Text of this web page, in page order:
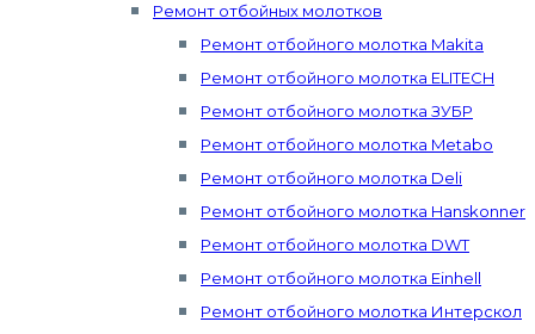
Ремонт отбойных молотков
Ремонт отбойного молотка Makita
Ремонт отбойного молотка ELITECH
Ремонт отбойного молотка ЗУБР
Ремонт отбойного молотка Metabo
Ремонт отбойного молотка Deli
Ремонт отбойного молотка Hanskonner
Ремонт отбойного молотка DWT
Ремонт отбойного молотка Einhell
Ремонт отбойного молотка Интерскол